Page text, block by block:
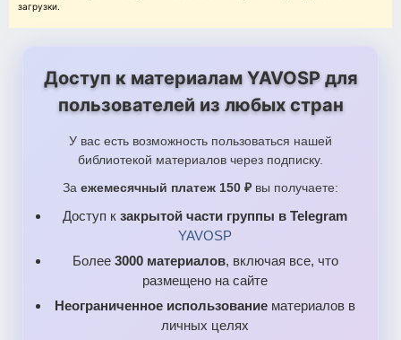
загрузки.
Доступ к материалам YAVOSP для
пользователей из любых стран
У вас есть возможность пользоваться нашей
библиотекой материалов через подписку.
За ежемесячный платеж 150 ₽ вы получаете:
Доступ к закрытой части группы в Telegram
YAVOSP
Более 3000 материалов, включая все, что
размещено на сайте
Неограниченное использование материалов в
личных целях